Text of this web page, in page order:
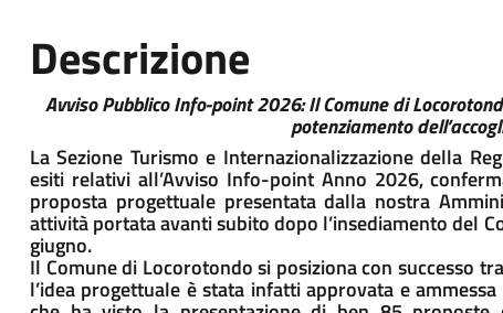
Descrizione
Avviso Pubblico Info-point 2026: Il Comune di
potenziamento
La Sezione Turismo e Internazionalizzazione della
esiti relativi all’Avviso Info-point Anno 2026,
proposta progettuale presentata dalla nostra
attività portata avanti subito dopo l’insediamento del
giugno.
Il Comune di Locorotondo si posiziona con successo
l’idea progettuale è stata infatti approvata e